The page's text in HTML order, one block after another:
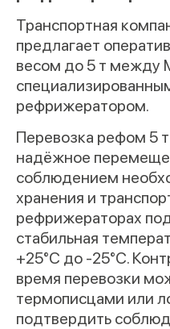
Транспортная
предлагает
весом до 5 т между
рефрижератором.
Перевозка рефом 5
надёжное
соблюдением
хранения и
рефрижераторах
стабильная
+25°C до -25°C.
время перевозки
термописцами или
подтвердить